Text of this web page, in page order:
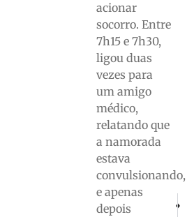
acionar
socorro. Entre
7h15 e 7h30,
ligou duas
vezes para
um amigo
médico,
relatando que
a namorada
estava
convulsionando,
e apenas
depois